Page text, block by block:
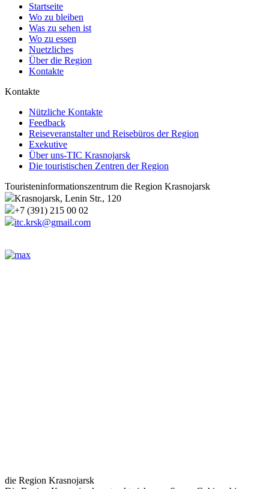
Startseite
Wo zu bleiben
Was zu sehen ist
Wo zu essen
Nuetzliches
Über die Region
Kontakte
Kontakte
Nützliche Kontakte
Feedback
Reiseveranstalter und Reisebüros der Region
Exekutive
Über uns-TIC Krasnojarsk
Die touristischen Zentren der Region
Touristeninformationszentrum die Region Krasnojarsk
Krasnojarsk, Lenin Str., 120
+7 (391) 215 00 02
itc.krsk@gmail.com
die Region Krasnojarsk